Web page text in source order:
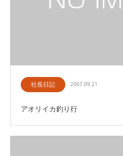
社長日記 2007.09.21
アオリイカ釣り行